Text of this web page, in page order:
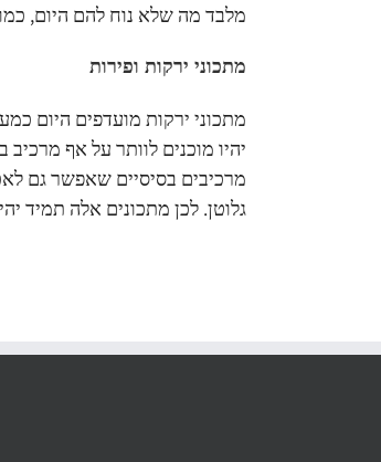
מלבד מה שלא נוח להם היום,
מתכוני ירקות ופירות
מתכוני ירקות מועדפים היום
יהיו מוכנים לוותר על אף
מרכיבים בסיסיים שאפשר גם
גלוטן. לכן מתכונים אלה תמיד